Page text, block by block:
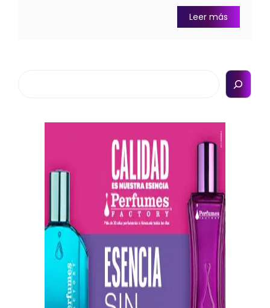
Leer más